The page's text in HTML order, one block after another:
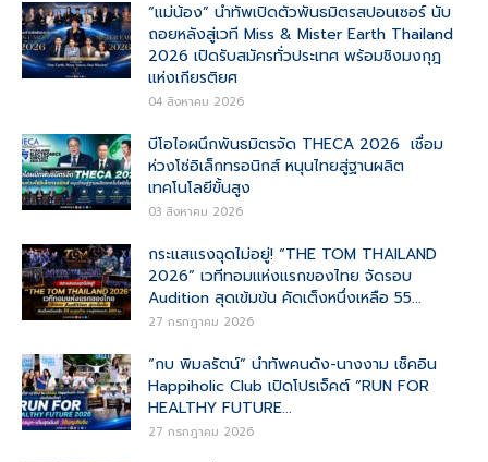
“แม่น้อง” นำทัพเปิดตัวพันธมิตรสปอนเซอร์ นับ
ถอยหลังสู่เวที Miss & Mister Earth Thailand
2026 เปิดรับสมัครทั่วประเทศ พร้อมชิงมงกุฎ
แห่งเกียรติยศ
04 สิงหาคม 2026
บีโอไอผนึกพันธมิตรจัด THECA 2026 เชื่อม
ห่วงโซ่อิเล็กทรอนิกส์ หนุนไทยสู่ฐานผลิต
เทคโนโลยีขั้นสูง
03 สิงหาคม 2026
กระแสแรงฉุดไม่อยู่! “THE TOM THAILAND
2026” เวทีทอมแห่งแรกของไทย จัดรอบ
Audition สุดเข้มข้น คัดเต็งหนึ่งเหลือ 55...
27 กรกฎาคม 2026
“กบ พิมลรัตน์” นำทัพคนดัง-นางงาม เช็คอิน
Happiholic Club เปิดโปรเจ็คต์ “RUN FOR
HEALTHY FUTURE...
27 กรกฎาคม 2026